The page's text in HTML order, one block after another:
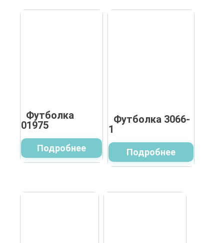
Футболка
01975
Подробнее
Футболка 3066-
1
Подробнее